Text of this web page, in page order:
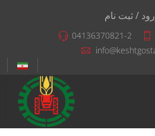
/ ثبت نام
04136370821-2